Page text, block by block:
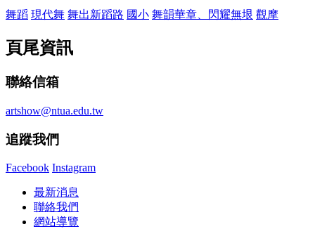
舞蹈 現代舞 舞出新蹈路 國小 舞韻華章、閃耀無垠 觀摩
頁尾資訊
聯絡信箱
artshow@ntua.edu.tw
追蹤我們
Facebook Instagram
最新消息
聯絡我們
網站導覽